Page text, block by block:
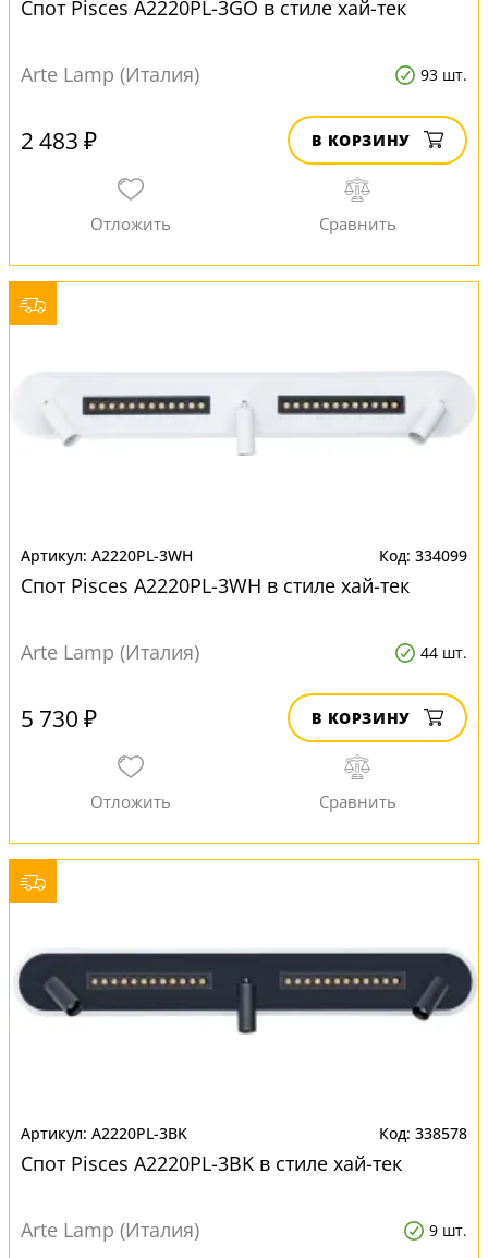
Спот Pisces A2220PL-3GO в стиле хай-тек
Arte Lamp (Италия) 93 шт.
2 483 ₽ В КОРЗИНУ
A2220PL-3WH 334099
Спот Pisces A2220PL-3WH в стиле хай-тек
Arte Lamp (Италия) 44 шт.
5 730 ₽ В КОРЗИНУ
A2220PL-3BK 338578
Спот Pisces A2220PL-3BK в стиле хай-тек
Arte Lamp (Италия) 9 шт.